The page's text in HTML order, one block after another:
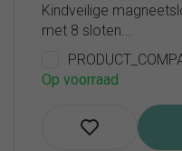
Kindveilige
met 8 sloten...
Op voorraad